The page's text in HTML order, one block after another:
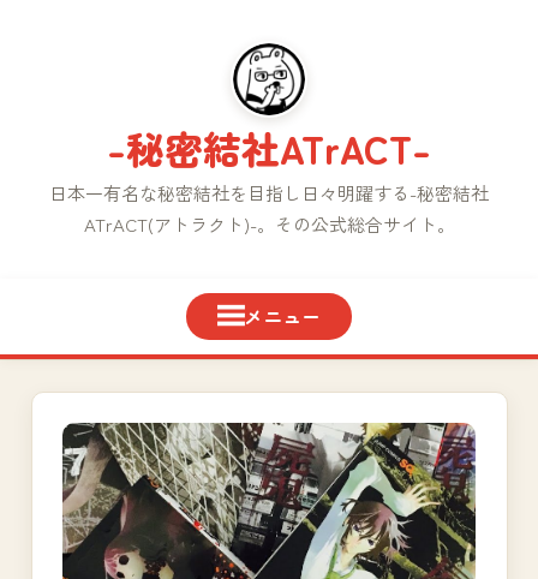
-秘密結社ATrACT-
日本一有名な秘密結社を目指し日々明躍する-秘密結社
ATrACT(アトラクト)-。その公式総合サイト。